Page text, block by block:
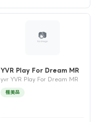
YVR Play For Dream MR
yvr YVR Play For Dream MR
極美品